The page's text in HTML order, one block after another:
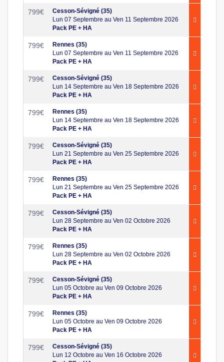
799€
Cesson-Sévigné (35)
Lun 07 Septembre au Ven 11 Septembre 2026
Pack PE + HA
799€
Rennes (35)
Lun 07 Septembre au Ven 11 Septembre 2026
Pack PE + HA
799€
Cesson-Sévigné (35)
Lun 14 Septembre au Ven 18 Septembre 2026
Pack PE + HA
799€
Rennes (35)
Lun 14 Septembre au Ven 18 Septembre 2026
Pack PE + HA
799€
Cesson-Sévigné (35)
Lun 21 Septembre au Ven 25 Septembre 2026
Pack PE + HA
799€
Rennes (35)
Lun 21 Septembre au Ven 25 Septembre 2026
Pack PE + HA
799€
Cesson-Sévigné (35)
Lun 28 Septembre au Ven 02 Octobre 2026
Pack PE + HA
799€
Rennes (35)
Lun 28 Septembre au Ven 02 Octobre 2026
Pack PE + HA
799€
Cesson-Sévigné (35)
Lun 05 Octobre au Ven 09 Octobre 2026
Pack PE + HA
799€
Rennes (35)
Lun 05 Octobre au Ven 09 Octobre 2026
Pack PE + HA
799€
Cesson-Sévigné (35)
Lun 12 Octobre au Ven 16 Octobre 2026